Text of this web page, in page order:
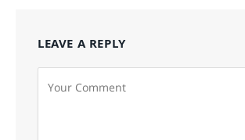
LEAVE A REPLY